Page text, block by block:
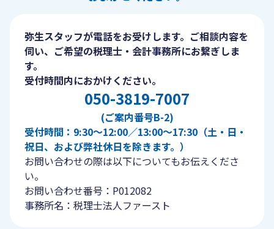
弥生スタッフが電話をお受けします。ご相談内容を
伺い、ご希望の税理士・会計事務所にお繋ぎしま
す。
受付時間内におかけください。
050-3819-7007
(ご案内番号B-2)
受付時間：9:30〜12:00／13:00〜17:30（土・日・
祝日、および弊社休日を除きます。）
お問い合わせの際は以下についてもお伝えくださ
い。
お問い合わせ番号：P012082
事務所名：税理士法人ファースト